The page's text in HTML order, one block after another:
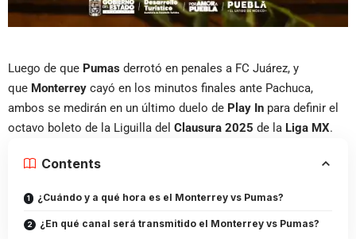
Luego de que Pumas derrotó en penales a FC Juárez, y
que Monterrey cayó en los minutos finales ante Pachuca,
ambos se medirán en un último duelo de Play In para definir el
octavo boleto de la Liguilla del Clausura 2025 de la Liga MX.
Contents
¿Cuándo y a qué hora es el Monterrey vs Pumas?
¿En qué canal será transmitido el Monterrey vs Pumas?